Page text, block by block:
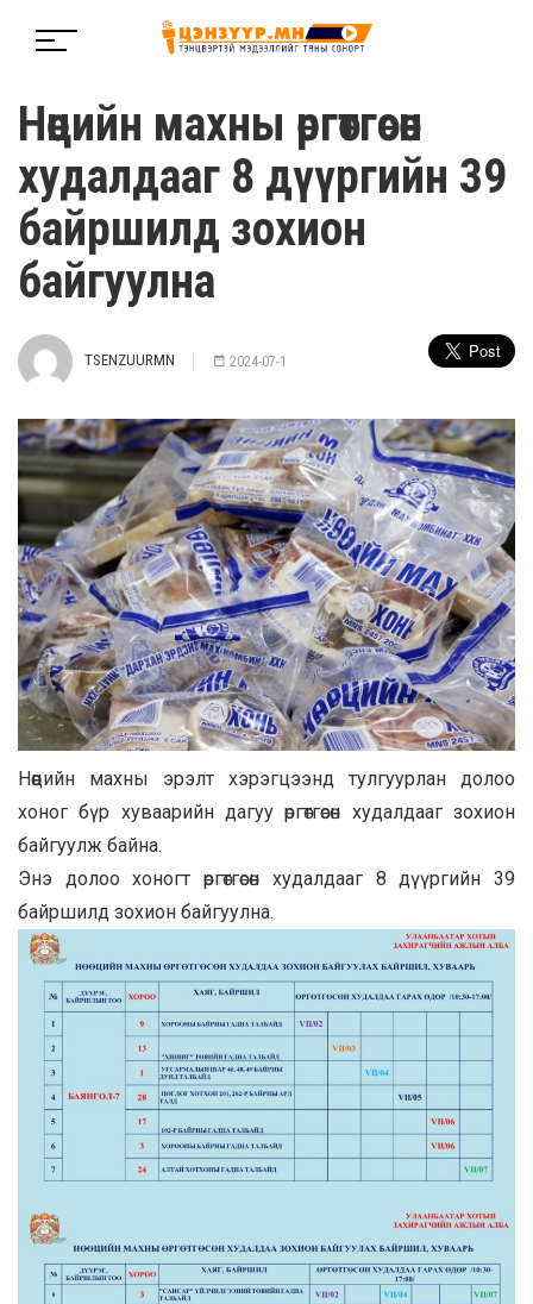
Нөөцийн махны өргөтгөсөн
худалдааг 8 дүүргийн 39
байршилд зохион
байгуулна
TSENZUURMN 2024-07-1
Нөөцийн махны эрэлт хэрэгцээнд тулгуурлан долоо
хоног бүр хуваарийн дагуу өргөтгөсөн худалдааг зохион
байгуулж байна.
Энэ долоо хоногт өргөтгөсөн худалдааг 8 дүүргийн 39
байршилд зохион байгуулна.